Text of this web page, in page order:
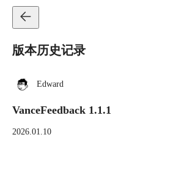
版本历史记录
Edward
VanceFeedback 1.1.1
2026.01.10